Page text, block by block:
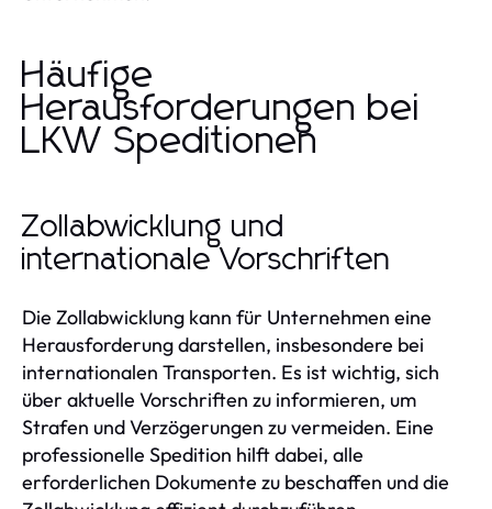
Häufige
Herausforderungen bei
LKW Speditionen
Zollabwicklung und
internationale Vorschriften
Die Zollabwicklung kann für Unternehmen eine
Herausforderung darstellen, insbesondere bei
internationalen Transporten. Es ist wichtig, sich
über aktuelle Vorschriften zu informieren, um
Strafen und Verzögerungen zu vermeiden. Eine
professionelle Spedition hilft dabei, alle
erforderlichen Dokumente zu beschaffen und die